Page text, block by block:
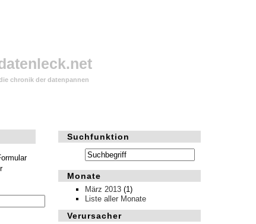
chronik der datenpannen
Suchfunktion
Monate
März 2013 (1)
Liste aller Monate
Verursacher